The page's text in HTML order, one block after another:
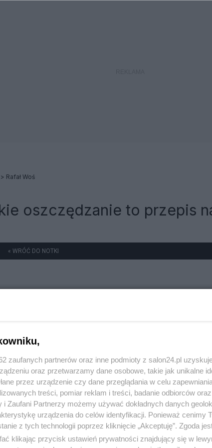
Rafał Woś
oszczędzanie to przepis
« WRÓĆ DO NOTKI
zaufanych partnerów oraz inne podmioty z salon24.pl
oraz przetwarzamy dane osobowe, takie jak unikalne
przez urządzenie czy dane przeglądania w celu
treści, pomiar reklam i treści, badanie odbiorców
i Zaufani Partnerzy możemy używać dokładnych danych
urządzenia do celów identyfikacji. Ponieważ cenimy
z tych technologii poprzez kliknięcie „Akceptuję”. Zgoda
klikając przycisk ustawień prywatności znajdujący się w